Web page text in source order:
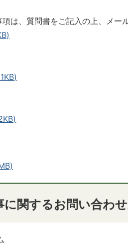
は、質問書をご記入の上、メー
に関するお問い合わ